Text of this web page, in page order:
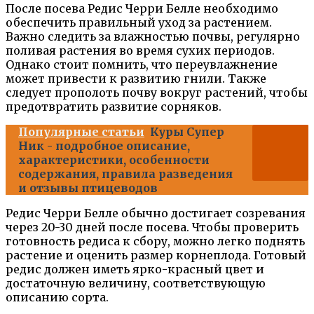
После посева Редис Черри Белле необходимо
обеспечить правильный уход за растением.
Важно следить за влажностью почвы, регулярно
поливая растения во время сухих периодов.
Однако стоит помнить, что переувлажнение
может привести к развитию гнили. Также
следует прополоть почву вокруг растений, чтобы
предотвратить развитие сорняков.
Популярные статьи Куры Супер
Ник - подробное описание,
характеристики, особенности
содержания, правила разведения
и отзывы птицеводов
Редис Черри Белле обычно достигает созревания
через 20-30 дней после посева. Чтобы проверить
готовность редиса к сбору, можно легко поднять
растение и оценить размер корнеплода. Готовый
редис должен иметь ярко-красный цвет и
достаточную величину, соответствующую
описанию сорта.